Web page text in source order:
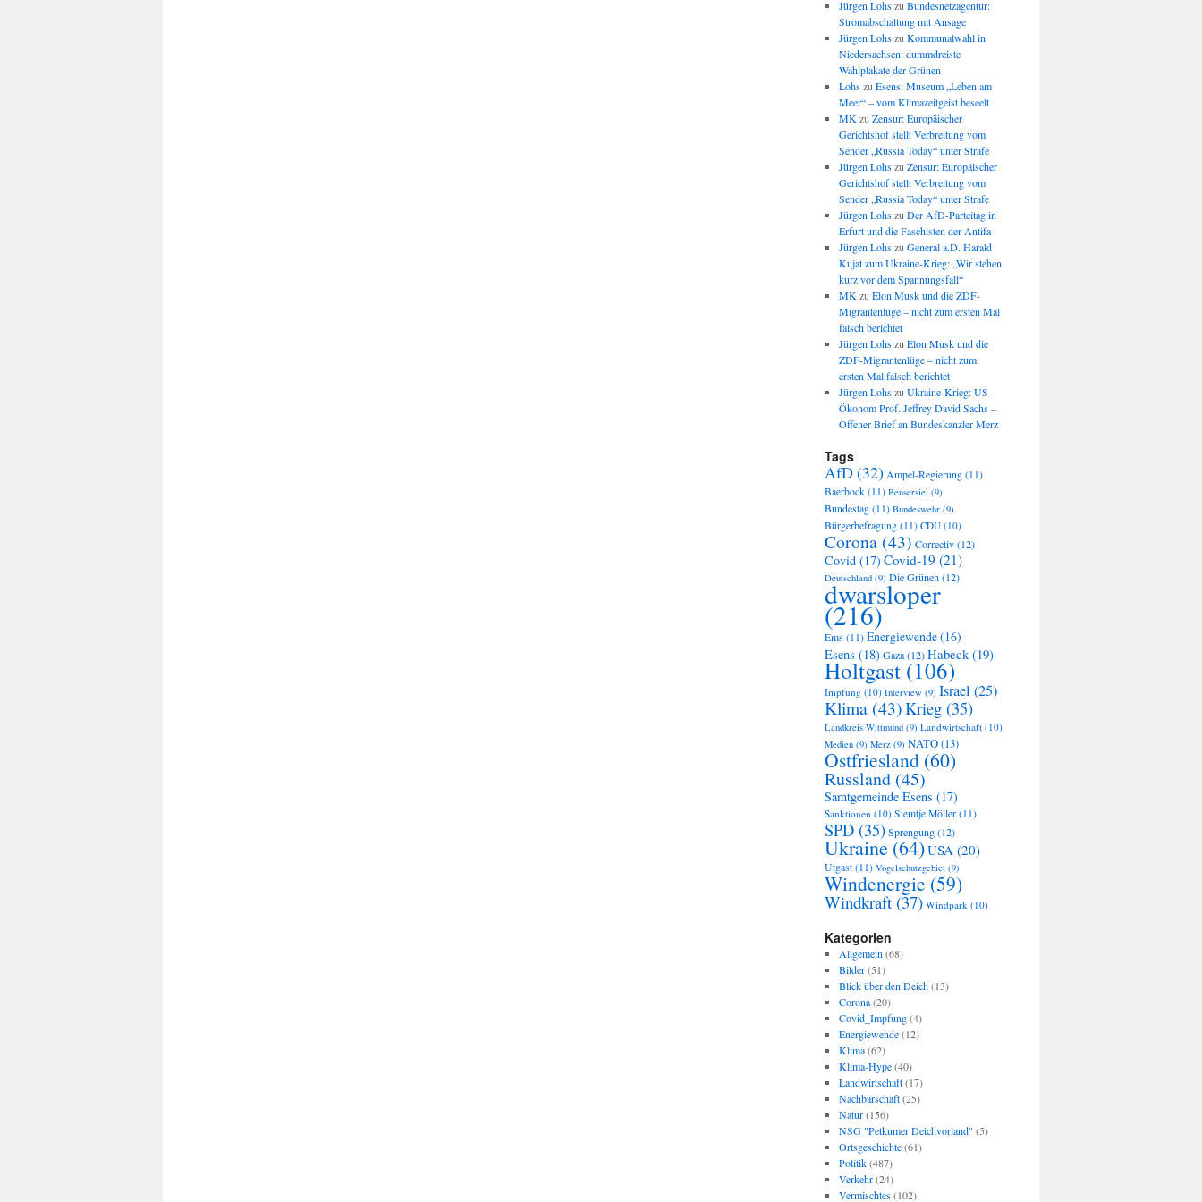
Jürgen Lohszu Bundesnetzagentur:
Stromabschaltung mit Ansage
Jürgen Lohszu Kommunalwahl in
Niedersachsen: dummdreiste
Wahlplakate der Grünen
Lohszu Esens: Museum „Leben am
Meer“ – vom Klimazeitgeist beseelt
MK zu Zensur: Europäischer
Gerichtshof stellt Verbreitung vom
Sender „Russia Today“ unter Strafe
Jürgen Lohszu Zensur: Europäischer
Gerichtshof stellt Verbreitung vom
Sender „Russia Today“ unter Strafe
Jürgen Lohszu Der AfD-Parteitag in
Erfurt und die Faschisten der Antifa
Jürgen Lohszu General a.D. Harald
Kujat zum Ukraine-Krieg: „Wir stehen
kurz vor dem Spannungsfall“
MK zu Elon Musk und die ZDF-
Migrantenlüge – nicht zum ersten Mal
falsch berichtet
Jürgen Lohszu Elon Musk und die
ZDF-Migrantenlüge – nicht zum
ersten Mal falsch berichtet
Jürgen Lohszu Ukraine-Krieg: US-
Ökonom Prof. Jeffrey David Sachs –
Offener Brief an Bundeskanzler Merz
Tags
AfD(32) Ampel-Regierung (11)
Baerbock (11) Bensersiel (9)
Bundestag (11) Bundeswehr (9)
Bürgerbefragung (11) CDU (10)
Corona (43) Correctiv(12)
Covid (17) Covid-19 (21)
Deutschland (9) Die Grünen(12)
dwarsloper
(216)
Ems (11) Energiewende(16)
Esens (18)Gaza(12)Habeck(19)
Holtgast (106)
Impfung (10) Interview (9) Israel (25)
Klima (43)Krieg (35)
Landkreis Wittmund (9) Landwirtschaft (10)
Medien (9) Merz (9) NATO(13)
Ostfriesland (60)
Russland (45)
Samtgemeinde Esens (17)
Sanktionen (10) Siemtje Möller (11)
SPD (35)Sprengung(12)
Ukraine (64)USA (20)
Utgast (11) Vogelschutzgebiet (9)
Windenergie (59)
Windkraft (37) Windpark (10)
Kategorien
Allgemein (68)
Bilder(51)
Blick über den Deich(13)
Corona(20)
Covid_Impfung(4)
Energiewende(12)
Klima(62)
Klima-Hype(40)
Landwirtschaft(17)
Nachbarschaft(25)
Natur(156)
NSG "Petkumer Deichvorland" (5)
Ortsgeschichte(61)
Politik(487)
Verkehr(24)
Vermischtes(102)